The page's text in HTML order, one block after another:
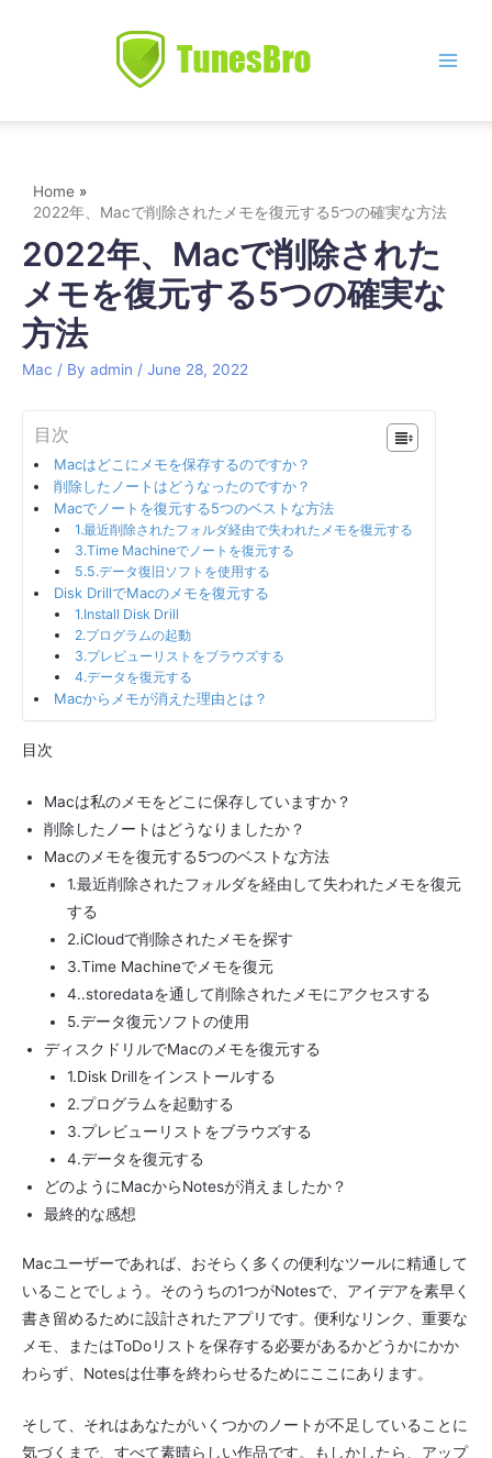
Home
2022年、Macで削除されたメモを復元する5つの確実な方法
2022年、Macで削除された
メモを復元する5つの確実な
方法
Mac / By admin / June 28, 2022
目次
Macはどこにメモを保存するのですか？
削除したノートはどうなったのですか？
Macでノートを復元する5つのベストな方法
1.最近削除されたフォルダ経由で失われたメモを復元する
3.Time Machineでノートを復元する
5.5.データ復旧ソフトを使用する
Disk DrillでMacのメモを復元する
1.Install Disk Drill
2.プログラムの起動
3.プレビューリストをブラウズする
4.データを復元する
Macからメモが消えた理由とは？
目次
Macは私のメモをどこに保存していますか？
削除したノートはどうなりましたか？
Macのメモを復元する5つのベストな方法
1.最近削除されたフォルダを経由して失われたメモを復元
する
2.iCloudで削除されたメモを探す
3.Time Machineでメモを復元
4..storedataを通して削除されたメモにアクセスする
5.データ復元ソフトの使用
ディスクドリルでMacのメモを復元する
1.Disk Drillをインストールする
2.プログラムを起動する
3.プレビューリストをブラウズする
4.データを復元する
どのようにMacからNotesが消えましたか？
最終的な感想
Macユーザーであれば、おそらく多くの便利なツールに精通して
いることでしょう。そのうちの1つがNotesで、アイデアを素早く
書き留めるために設計されたアプリです。便利なリンク、重要な
メモ、またはToDoリストを保存する必要があるかどうかにかか
わらず、Notesは仕事を終わらせるためにここにあります。
そして、それはあなたがいくつかのノートが不足していることに
気づくまで、すべて素晴らしい作品です。もしかしたら、アップ